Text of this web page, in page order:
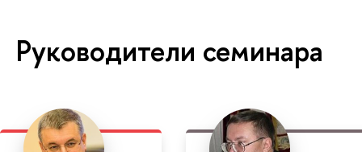
Руководители семинара